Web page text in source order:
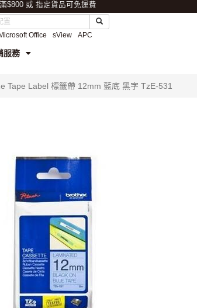
$800 或 指定貨品可免運費
Microsoft Office sView APC
服務
Tape Label 標籤帶 12mm 藍底 黑字 TzE-531